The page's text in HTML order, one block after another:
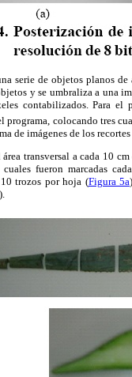
serie de objetos planos
y se umbraliza a una
contabilizados. Para
colocando tres
de imágenes de los recortes
transversal a cada 10
fueron marcadas
trozos por hoja (Figura 5a
).